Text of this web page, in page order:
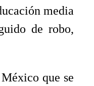
media
de robo,
que se